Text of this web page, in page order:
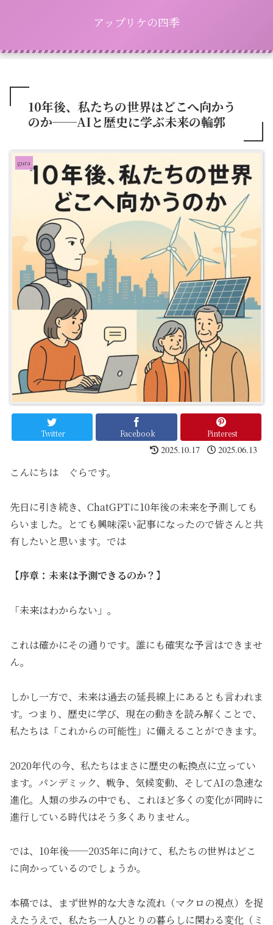
アップリケの四季
10年後、私たちの世界はどこへ向かう
のか──AIと歴史に学ぶ未来の輪郭
gura
Twitter Facebook Pinterest
2025.10.17 2025.06.13
こんにちは ぐらです。
先日に引き続き、ChatGPTに10年後の未来を予測しても
らいました。とても興味深い記事になったので皆さんと共
有したいと思います。では
【序章：未来は予測できるのか？】
「未来はわからない」。
これは確かにその通りです。誰にも確実な予言はできませ
ん。
しかし一方で、未来は過去の延長線上にあるとも言われま
す。つまり、歴史に学び、現在の動きを読み解くことで、
私たちは「これからの可能性」に備えることができます。
2020年代の今、私たちはまさに歴史の転換点に立ってい
ます。パンデミック、戦争、気候変動、そしてAIの急速な
進化。人類の歩みの中でも、これほど多くの変化が同時に
進行している時代はそう多くありません。
では、10年後──2035年に向けて、私たちの世界はどこ
に向かっているのでしょうか。
本稿では、まず世界的な大きな流れ（マクロの視点）を捉
えたうえで、私たち一人ひとりの暮らしに関わる変化（ミ